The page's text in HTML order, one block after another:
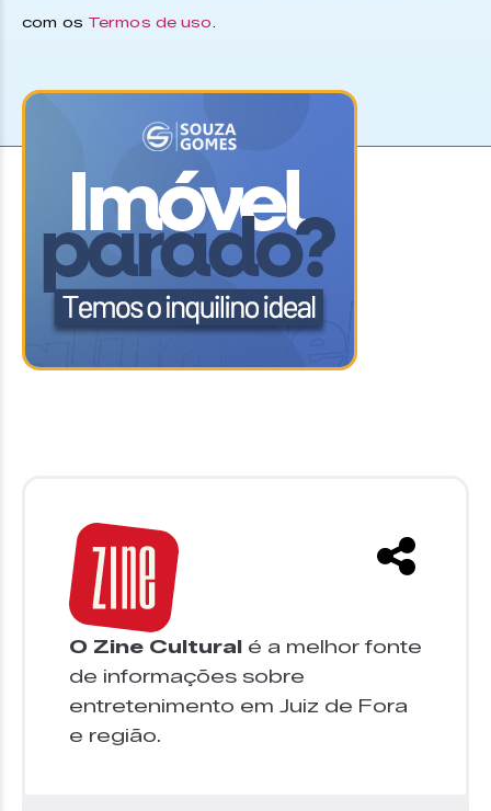
com os Termos de uso.
O Zine Cultural é a melhor fonte
de informações sobre
entretenimento em Juiz de Fora
e região.